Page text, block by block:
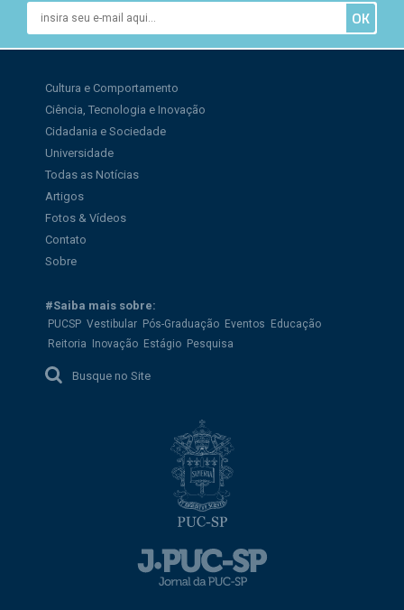
Cultura e Comportamento
Ciência, Tecnologia e Inovação
Cidadania e Sociedade
Universidade
Todas as Notícias
Artigos
Fotos & Vídeos
Contato
Sobre
#Saiba mais sobre:
PUCSP Vestibular Pós-Graduação Eventos
Educação
Reitoria
Inovação Estágio Pesquisa
Busque no Site